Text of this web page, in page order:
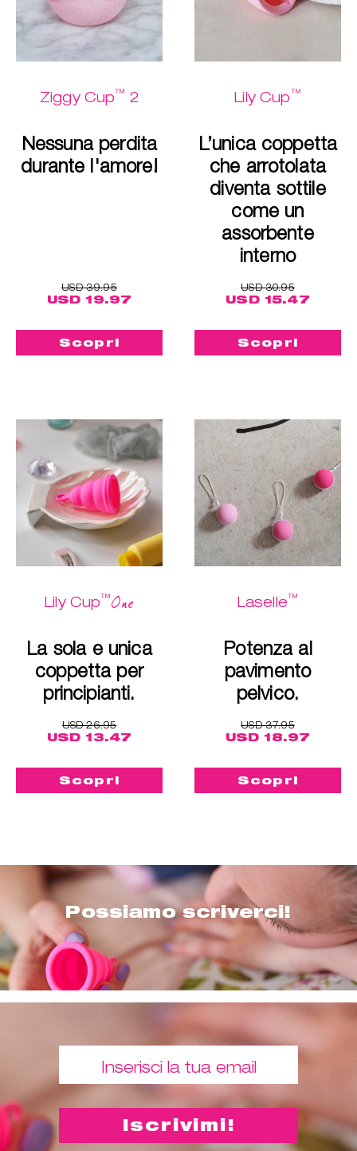
Ziggy Cup™ 2
Nessuna perdita
durante l'amore!
USD 39.95
USD 19.97
Scopri
Lily Cup™
L’unica coppetta
che arrotolata
diventa sottile
come un
assorbente
interno
USD 30.95
USD 15.47
Scopri
Lily Cup™One
La sola e unica
coppetta per
principianti.
USD 26.95
USD 13.47
Scopri
Laselle™
Potenza al
pavimento
pelvico.
USD 37.95
USD 18.97
Scopri
Possiamo scriverci!